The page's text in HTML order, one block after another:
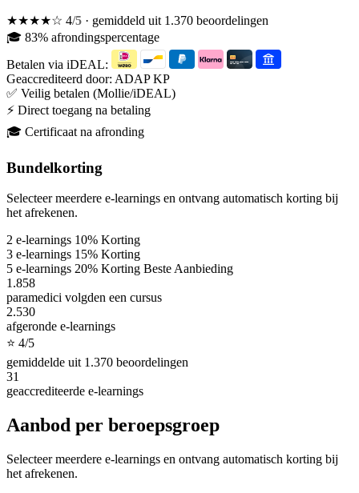
★★★★☆ 4/5 · gemiddeld uit 1.370 beoordelingen
🎓 83% afrondingspercentage
Betalen via iDEAL:
Geaccrediteerd door: ADAP KP
✅ Veilig betalen (Mollie/iDEAL)
⚡ Direct toegang na betaling
🎓 Certificaat na afronding
Bundelkorting
Selecteer meerdere e-learnings en ontvang automatisch korting bij
het afrekenen.
2 e-learnings 10% Korting
3 e-learnings 15% Korting
5 e-learnings 20% Korting Beste Aanbieding
1.858
paramedici volgden een cursus
2.530
afgeronde e-learnings
⭐ 4/5
gemiddelde uit 1.370 beoordelingen
31
geaccrediteerde e-learnings
Aanbod per beroepsgroep
Selecteer meerdere e-learnings en ontvang automatisch korting bij
het afrekenen.